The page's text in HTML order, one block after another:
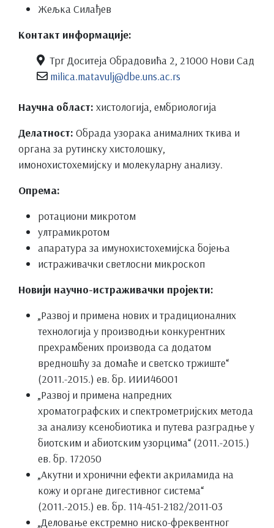
Жељка Силађев
Контакт информације:
Трг Доситеја Обрадовића 2, 21000 Нови Сад
milica.matavulj@dbe.uns.ac.rs
Научна област: хистологија, ембриологија
Делатност: Обрада узорака анималних ткива и
органа за рутинску хистолошку,
имонохистохемијску и молекуларну анализу.
Опрема:
ротациони микротом
ултрамикротом
апаратура за имунохистохемијска бојења
истраживачки светлосни микроскоп
Новији научно-истраживачки пројекти:
„Развој и примена нових и традиционалних
технологија у производњи конкурентних
прехрамбених производа са додатом
вредношћу за домаће и светско тржиште“
(2011.-2015.) ев. бр. ИИИ46001
„Развој и примена напредних
хроматографских и спектрометријских метода
за анализу ксенобиотика и путева разградње у
биотским и абиотским узорцима“ (2011.-2015.)
ев. бр. 172050
„Акутни и хронични ефекти акриламида на
кожу и органе дигестивног система“
(2011.-2015.) ев. бр. 114-451-2182/2011-03
„Деловање екстремно ниско-фреквентног